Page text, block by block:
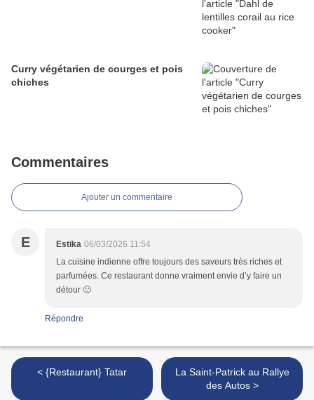
Curry végétarien de courges et pois
chiches
Commentaires
Ajouter un commentaire
E Estika 06/03/2026 11:54
La cuisine indienne offre toujours des saveurs très riches et
parfumées. Ce restaurant donne vraiment envie d’y faire un
détour 🙂
Répondre
< {Restaurant} Tatar
La Saint-Patrick au Rallye
des Autos >